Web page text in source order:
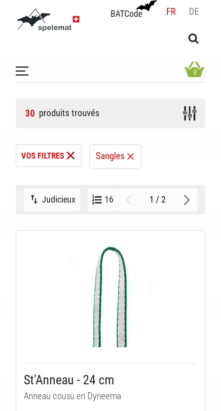
BATCode FR DE
BATCode
OK
0
30 produits trouvés
VOS FILTRES Sangles
Judicieux 16 1 / 2
St'Anneau - 24 cm
Anneau cousu en Dyneema